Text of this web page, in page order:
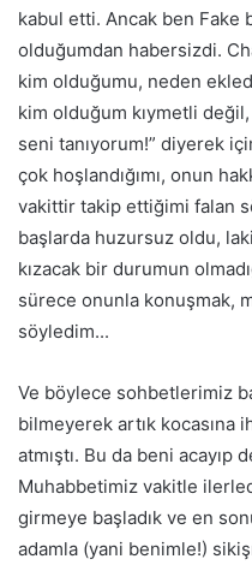
kabul etti. Ancak ben Fake
olduğumdan habersizdi.
kim olduğumu, neden
kim olduğum kıymetli
seni tanıyorum!” diyerek
çok hoşlandığımı, onun
vakittir takip ettiğimi falan
başlarda huzursuz oldu,
kızacak bir durumun
sürece onunla konuşmak,
söyledim...
Ve böylece sohbetlerimiz
bilmeyerek artık kocasına
atmıştı. Bu da beni
Muhabbetimiz vakitle
girmeye başladık ve en
adamla (yani benimle!)